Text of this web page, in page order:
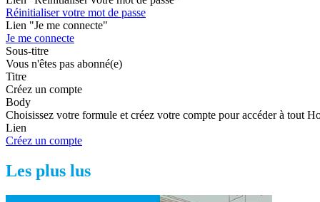
Réinitialiser votre mot de passe
Lien "Je me connecte"
Je me connecte
Sous-titre
Vous n'êtes pas abonné(e)
Titre
Créez un compte
Body
Choisissez votre formule et créez votre compte pour accéder à tout
Lien
Créez un compte
Les plus lus